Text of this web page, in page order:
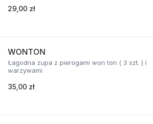
29,00 zł
WONTON
Łagodna zupa z pierogami won ton ( 3 szt. ) i
warzywami
35,00 zł